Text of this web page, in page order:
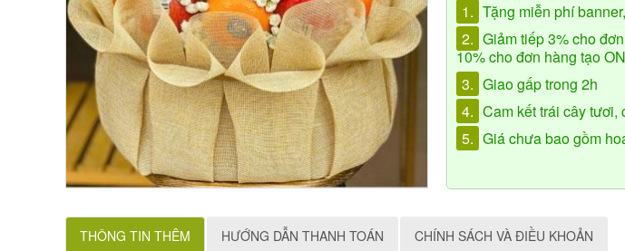
1. Tặng miễn phí
2. Giảm tiếp 3% cho
10% cho đơn hàng tạo
3. Giao gấp trong 2h
4. Cam kết trái cây
5. Giá chưa bao gồm
THÔNG TIN THÊM HƯỚNG DẪN THANH TOÁN CHÍNH SÁCH VÀ ĐIỀU KHOẢN